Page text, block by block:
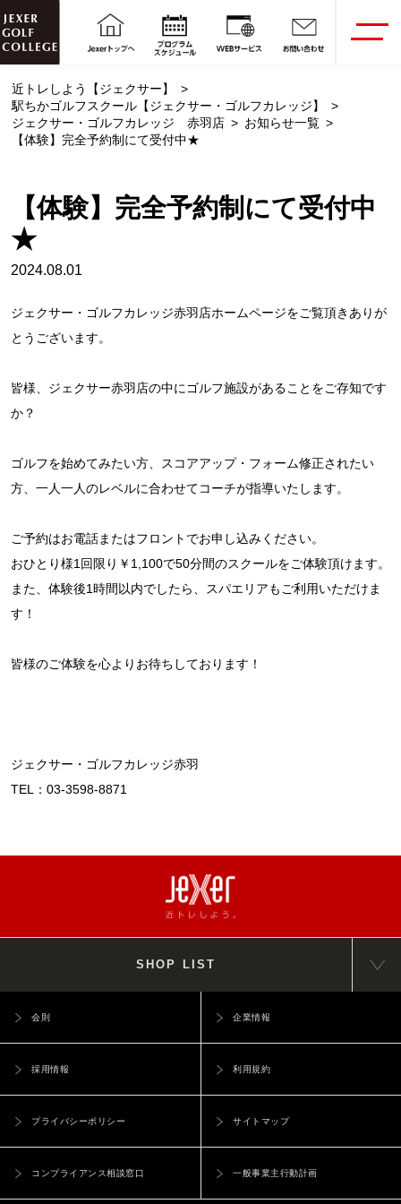
近トレしよう【ジェクサー】
駅ちかゴルフスクール【ジェクサー・ゴルフカレッジ】
ジェクサー・ゴルフカレッジ 赤羽店
お知らせ一覧
【体験】完全予約制にて受付中★
【体験】完全予約制にて受付中
★
2024.08.01
ジェクサー・ゴルフカレッジ赤羽店ホームページをご覧頂きありが
とうございます。
皆様、ジェクサー赤羽店の中にゴルフ施設があることをご存知です
か？
ゴルフを始めてみたい方、スコアアップ・フォーム修正されたい
方、一人一人のレベルに合わせてコーチが指導いたします。
ご予約はお電話またはフロントでお申し込みください。
おひとり様1回限り￥1,100で50分間のスクールをご体験頂けます。
また、体験後1時間以内でしたら、スパエリアもご利用いただけま
す！
皆様のご体験を心よりお待ちしております！
ジェクサー・ゴルフカレッジ赤羽
TEL：03-3598-8871
SHOP LIST
会則 企業情報
採用情報 利用規約
プライバシーポリシー サイトマップ
コンプライアンス相談窓口 一般事業主行動計画